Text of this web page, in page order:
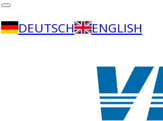
DEUTSCH ENGLISH